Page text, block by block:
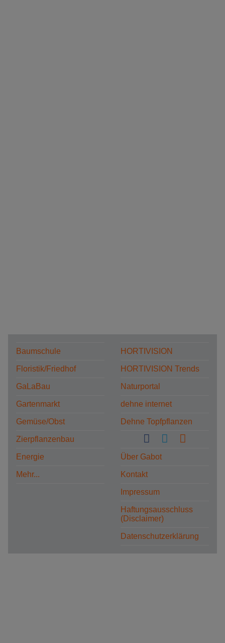
Baumschule
Floristik/Friedhof
GaLaBau
Gartenmarkt
Gemüse/Obst
Zierpflanzenbau
Energie
Mehr...
HORTIVISION
HORTIVISION Trends
Naturportal
dehne internet
Dehne Topfpflanzen
Über Gabot
Kontakt
Impressum
Haftungsausschluss
(Disclaimer)
Datenschutzerklärung